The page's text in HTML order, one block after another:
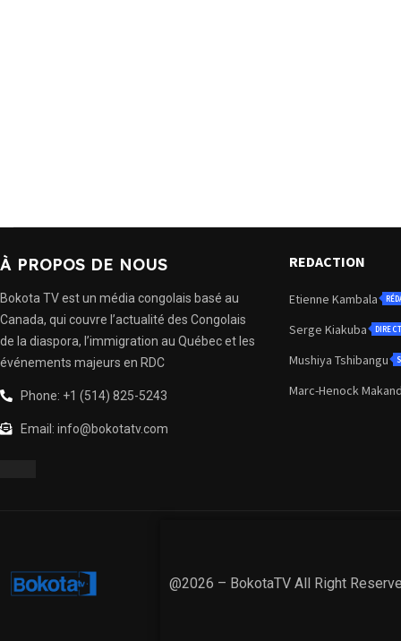
À PROPOS DE NOUS
Bokota TV est un média congolais basé au
Canada, qui couvre l’actualité des Congolais
de la diaspora, l’immigration au Québec et les
événements majeurs en RDC
Phone: +1 (514) 825-5243
Email: info@bokotatv.com
REDACTION
Etienne Kambala
Serge Kiakuba
Mushiya Tshibangu
Marc-Henock
@2026 – BokotaTV All Right